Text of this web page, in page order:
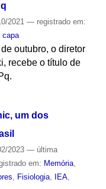
2021 — registrado em:
capa
outubro, o diretor
recebe o título de
um dos
2023 — última
em: Memória,
, Fisiologia, IEA,